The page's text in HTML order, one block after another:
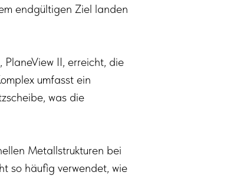
endgültigen Ziel landen
II, erreicht, die
umfasst ein
was die
Metallstrukturen bei
so häufig verwendet, wie